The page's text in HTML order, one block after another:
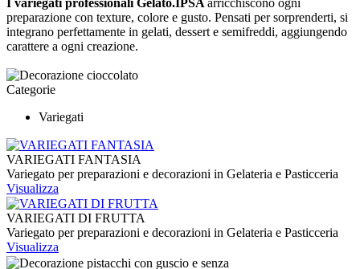
I variegati professionali Gelato.IPSAarricchiscono ogni
preparazione con texture, colore e gusto. Pensati per sorprenderti, si
integrano perfettamente in gelati, dessert e semifreddi, aggiungendo
carattere a ogni creazione.
Categorie
Variegati
VARIEGATI FANTASIA
Variegato per preparazioni e decorazioni in Gelateria e Pasticceria
Visualizza
VARIEGATI DI FRUTTA
Variegato per preparazioni e decorazioni in Gelateria e Pasticceria
Visualizza